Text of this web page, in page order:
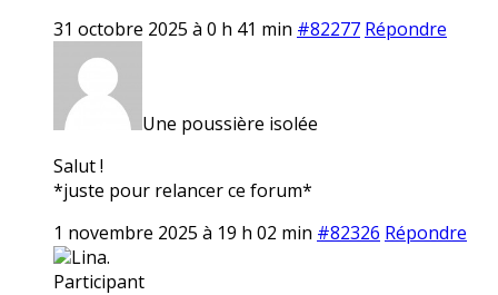
31 octobre 2025 à 0 h 41 min #82277 Répondre
Une poussière isolée
Salut !
*juste pour relancer ce forum*
1 novembre 2025 à 19 h 02 min #82326 Répondre
Lina.
Participant